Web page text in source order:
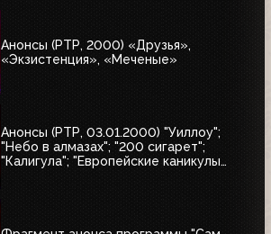
Анонсы (РТР, 2000) «Друзья»,
«Экзистенция», «Меченые»
Анонсы (РТР, 03.01.2000) "Уиллоу";
"Небо в алмазах"; "200 сигарет";
"Калигула"; "Европейские каникулы